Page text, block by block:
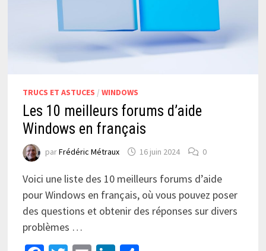
TRUCS ET ASTUCES / WINDOWS
Les 10 meilleurs forums d’aide
Windows en français
parFrédéric Métraux 16 juin 2024 0
Voici une liste des 10 meilleurs forums d’aide
pour Windows en français, où vous pouvez poser
des questions et obtenir des réponses sur divers
problèmes …